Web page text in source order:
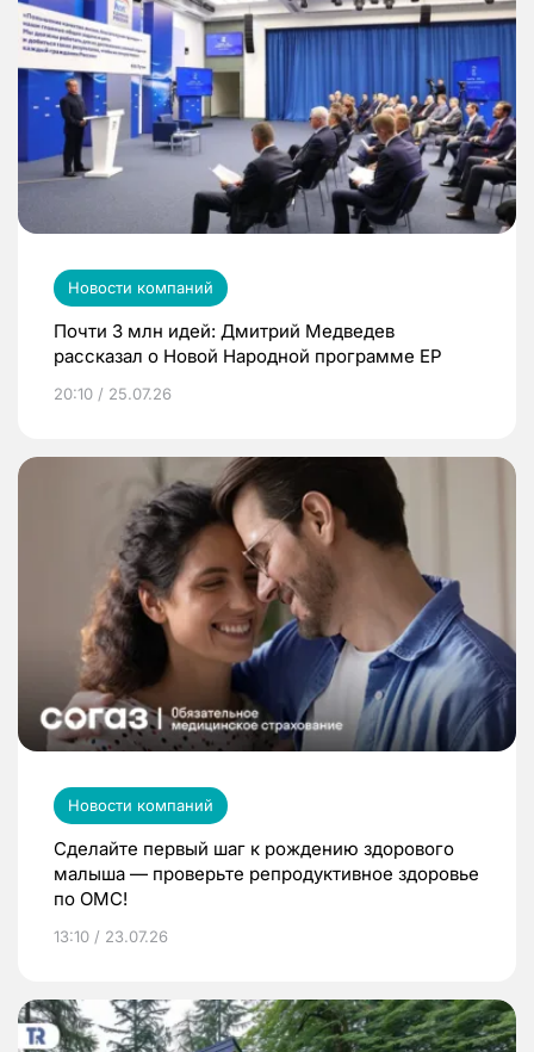
Новости компаний
Почти 3 млн идей: Дмитрий Медведев
рассказал о Новой Народной программе ЕР
20:10 / 25.07.26
Новости компаний
Сделайте первый шаг к рождению здорового
малыша — проверьте репродуктивное здоровье
по ОМС!
13:10 / 23.07.26